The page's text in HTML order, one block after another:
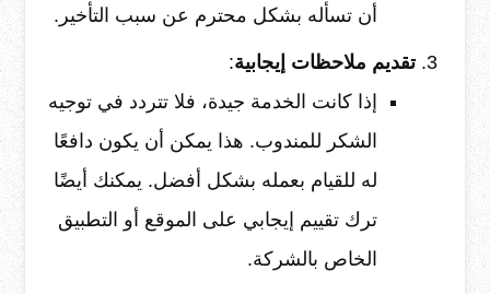
أن تسأله بشكل محترم عن سبب التأخير.
تقديم ملاحظات إيجابية:
إذا كانت الخدمة جيدة، فلا تتردد في توجيه
الشكر للمندوب. هذا يمكن أن يكون دافعًا
له للقيام بعمله بشكل أفضل. يمكنك أيضًا
ترك تقييم إيجابي على الموقع أو التطبيق
الخاص بالشركة.